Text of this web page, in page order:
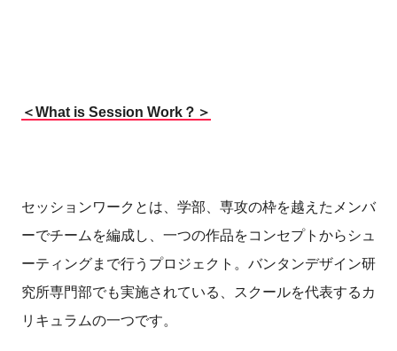
＜What is Session Work？＞
セッションワークとは、学部、専攻の枠を越えたメンバ
ーでチームを編成し、一つの作品をコンセプトからシュ
ーティングまで行うプロジェクト。バンタンデザイン研
究所専門部でも実施されている、スクールを代表するカ
リキュラムの一つです。